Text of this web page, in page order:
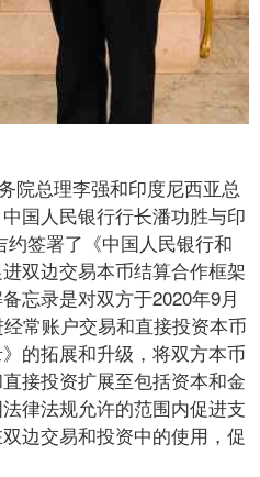
院总理李强和印度尼西亚总
国人民银行行长潘功胜与印
约签署了《中国人民银行和
双边交易本币结算合作框架
忘录是对双方于2020年9月
常账户交易和直接投资本币
的拓展和升级，将双方本币
接投资扩展至包括资本和金
律法规允许的范围内促进支
边交易和投资中的使用，促